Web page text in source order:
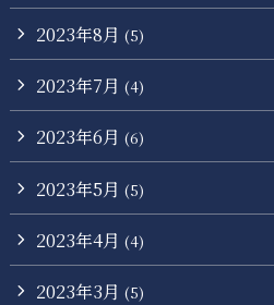
2023年8月 (5)
2023年7月 (4)
2023年6月 (6)
2023年5月 (5)
2023年4月 (4)
2023年3月 (5)